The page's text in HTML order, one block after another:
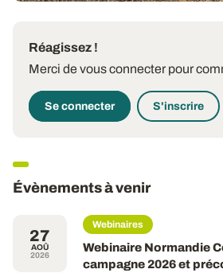
Réagissez !
Merci de vous connecter pour
Se connecter S'inscrire
Évènements à venir
27
AOÛ
2026
Webinaires
Webinaire Normandie
campagne 2026 et